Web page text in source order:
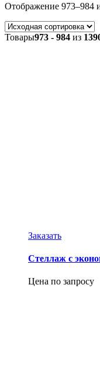
Отображение 973–984
Товары973 - 984 из
Заказать
Стеллаж с
Цена по запросу